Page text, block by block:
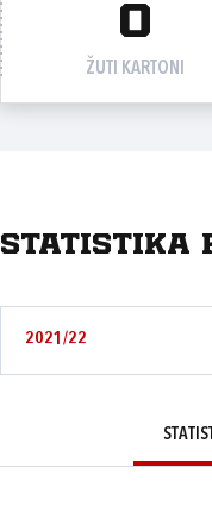
0
ŽUTI KARTONI
Statistika
2021/22